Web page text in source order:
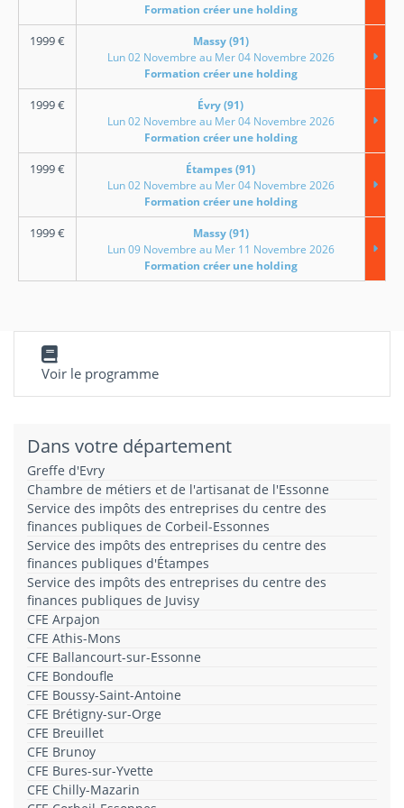
Formation créer une holding
1999€
Massy (91)
Lun 02 Novembre au Mer 04 Novembre 2026
Formation créer une holding
1999€
Évry (91)
Lun 02 Novembre au Mer 04 Novembre 2026
Formation créer une holding
1999€
Étampes (91)
Lun 02 Novembre au Mer 04 Novembre 2026
Formation créer une holding
1999€
Massy (91)
Lun 09 Novembre au Mer 11 Novembre 2026
Formation créer une holding
Voir le programme
Dans votre département
Greffe d'Evry
Chambre de métiers et de l'artisanat de l'Essonne
Service des impôts des entreprises du centre des
finances publiques de Corbeil-Essonnes
Service des impôts des entreprises du centre des
finances publiques d'Étampes
Service des impôts des entreprises du centre des
finances publiques de Juvisy
CFE Arpajon
CFE Athis-Mons
CFE Ballancourt-sur-Essonne
CFE Bondoufle
CFE Boussy-Saint-Antoine
CFE Brétigny-sur-Orge
CFE Breuillet
CFE Brunoy
CFE Bures-sur-Yvette
CFE Chilly-Mazarin